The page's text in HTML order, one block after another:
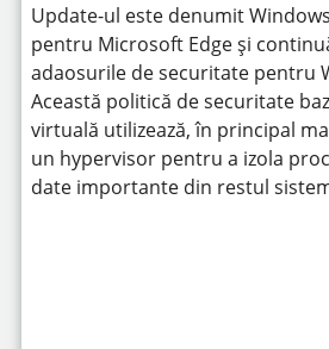
Update-ul este denumit
pentru Microsoft Edge și
adaosurile de securitate pentru
Această politică de securitate
virtuală utilizează, în principal
un hypervisor pentru a izola
date importante din restul